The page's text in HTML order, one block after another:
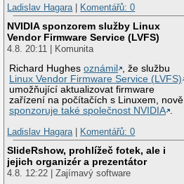
Ladislav Hagara| Komentářů: 0
NVIDIA sponzorem služby Linux
Vendor Firmware Service (LVFS)
4.8. 20:11 | Komunita
Richard Hughesoznámil
, že službu
Linux Vendor Firmware Service (LVFS)
umožňující aktualizovat firmware
zařízení na počítačích s Linuxem, nově
sponzoruje také společnost NVIDIA .
Ladislav Hagara| Komentářů: 0
SlideRshow, prohlížeč fotek, ale i
jejich organizér a prezentátor
4.8. 12:22 | Zajímavý software